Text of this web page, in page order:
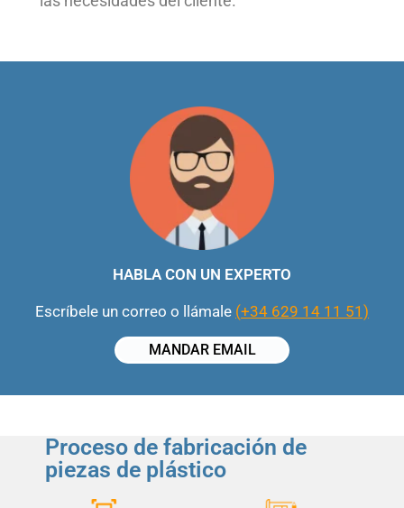
HABLA CON UN EXPERTO
Escríbele un correo o llámale (+34 629 14 11 51)
MANDAR EMAIL
Proceso de fabricación de
piezas de plástico